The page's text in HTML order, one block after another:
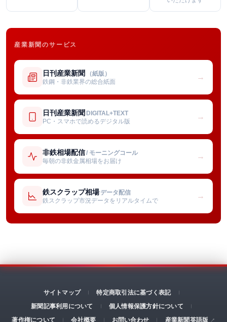
産業新聞のサービス
日刊産業新聞 （紙版）
鉄鋼・非鉄業界の総合紙面
→
日刊産業新聞 DIGITAL+TEXT
PC・スマホで読めるデジタル版
→
非鉄相場配信/ モーニングコール
毎朝の非鉄金属相場をお届け
→
鉄スクラップ相場 データ配信
鉄スクラップ市況データをリアルタイムで
→
サイトマップ
特定商取引法に基づく表記
新聞記事利用について
個人情報保護方針について
著作権について
会社概要 お問い合わせ 産業新聞英語版